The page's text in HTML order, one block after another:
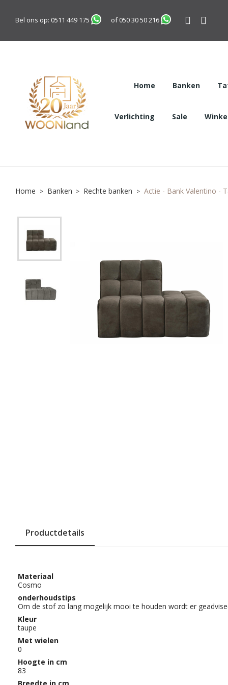
Bel ons op: 0511 449 175 of050 30 50 216
Home Banken
Verlichting Sale
Home Banken Rechte banken Actie - Bank Valentino -
Productdetails
Materiaal
Cosmo
onderhoudstips
Om de stof zo lang mogelijk mooi te houden wordt er
Kleur
taupe
Met wielen
0
Hoogte in cm
83